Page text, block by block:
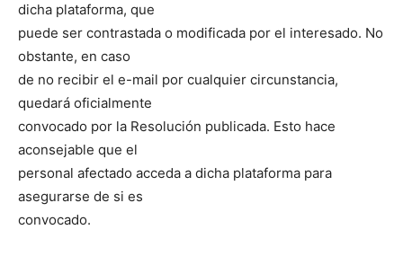
dicha plataforma, que
puede ser contrastada o modificada por el interesado. No
obstante, en caso
de no recibir el e-mail por cualquier circunstancia,
quedará oficialmente
convocado por la Resolución publicada. Esto hace
aconsejable que el
personal afectado acceda a dicha plataforma para
asegurarse de si es
convocado.